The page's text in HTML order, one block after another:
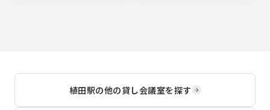
植田駅の他の貸し会議室を探す